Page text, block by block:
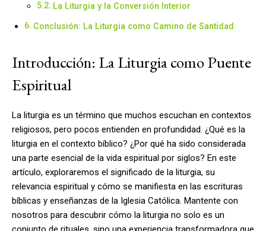
La Liturgia y la Conversión Interior
Conclusión: La Liturgia como Camino de Santidad
Introducción: La Liturgia como Puente
Espiritual
La liturgia es un término que muchos escuchan en contextos
religiosos, pero pocos entienden en profundidad. ¿Qué es la
liturgia en el contexto bíblico? ¿Por qué ha sido considerada
una parte esencial de la vida espiritual por siglos? En este
artículo, exploraremos el significado de la liturgia, su
relevancia espiritual y cómo se manifiesta en las escrituras
bíblicas y enseñanzas de la Iglesia Católica. Mantente con
nosotros para descubrir cómo la liturgia no solo es un